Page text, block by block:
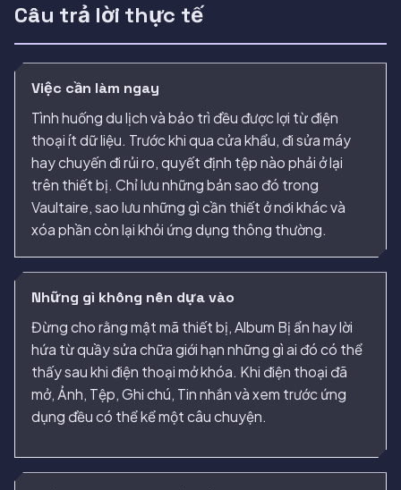
Câu trả lời thực tế
Việc cần làm ngay
Tình huống du lịch và bảo trì đều được lợi từ điện
thoại ít dữ liệu. Trước khi qua cửa khẩu, đi sửa máy
hay chuyến đi rủi ro, quyết định tệp nào phải ở lại
trên thiết bị. Chỉ lưu những bản sao đó trong
Vaultaire, sao lưu những gì cần thiết ở nơi khác và
xóa phần còn lại khỏi ứng dụng thông thường.
Những gì không nên dựa vào
Đừng cho rằng mật mã thiết bị, Album Bị ẩn hay lời
hứa từ quầy sửa chữa giới hạn những gì ai đó có thể
thấy sau khi điện thoại mở khóa. Khi điện thoại đã
mở, Ảnh, Tệp, Ghi chú, Tin nhắn và xem trước ứng
dụng đều có thể kể một câu chuyện.